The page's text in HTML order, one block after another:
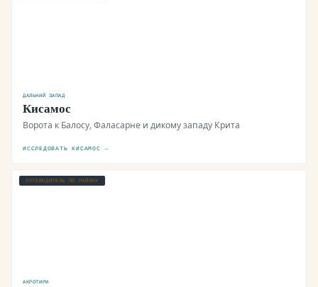
ДАЛЬНИЙ ЗАПАД
Кисамос
Ворота к Балосу, Фаласарне и дикому западу Крита
ИССЛЕДОВАТЬ КИСАМОС →
ПУТЕВОДИТЕЛЬ ПО РАЙОНУ
АКРОТИРИ